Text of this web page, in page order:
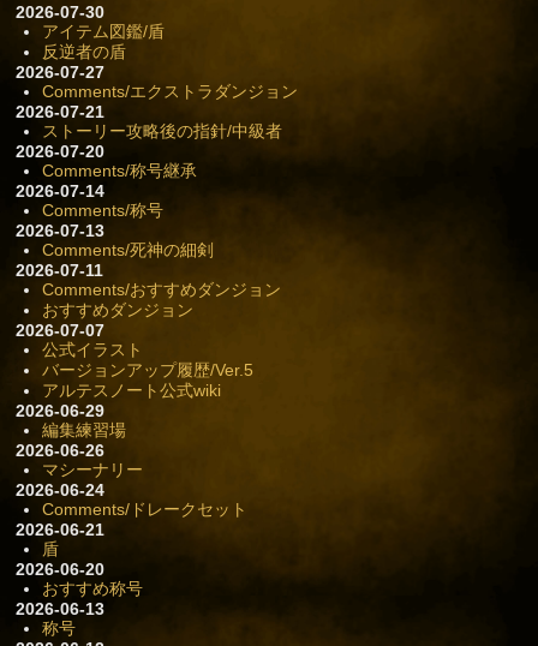
2026-07-30
アイテム図鑑/盾
反逆者の盾
2026-07-27
Comments/エクストラダンジョン
2026-07-21
ストーリー攻略後の指針/中級者
2026-07-20
Comments/称号継承
2026-07-14
Comments/称号
2026-07-13
Comments/死神の細剣
2026-07-11
Comments/おすすめダンジョン
おすすめダンジョン
2026-07-07
公式イラスト
バージョンアップ履歴/Ver.5
アルテスノート公式wiki
2026-06-29
編集練習場
2026-06-26
マシーナリー
2026-06-24
Comments/ドレークセット
2026-06-21
盾
2026-06-20
おすすめ称号
2026-06-13
称号